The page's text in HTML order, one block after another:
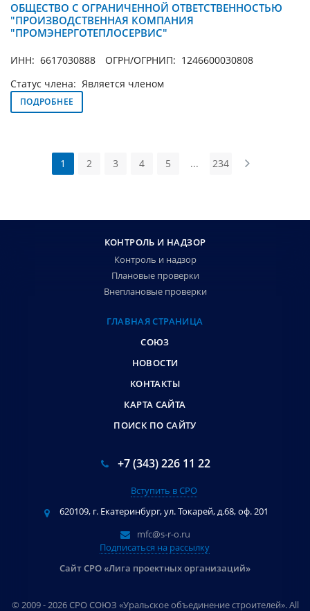
ОБЩЕСТВО С ОГРАНИЧЕННОЙ ОТВЕТСТВЕННОСТЬЮ
"ПРОИЗВОДСТВЕННАЯ КОМПАНИЯ
"ПРОМЭНЕРГОТЕПЛОСЕРВИС"
ИНН: 6617030888
ОГРН/ОГРНИП: 1246600030808
Статус члена: Является членом
ПОДРОБНЕЕ
1 2 3 4 5 ... 234
КОНТРОЛЬ И НАДЗОР
Контроль и надзор
Плановые проверки
Внеплановые проверки
ГЛАВНАЯ СТРАНИЦА
СОЮЗ
НОВОСТИ
КОНТАКТЫ
КАРТА САЙТА
ПОИСК ПО САЙТУ
+7 (343) 226 11 22
Вступить в СРО
620109, г. Екатеринбург, ул. Токарей, д.68, оф. 201
mfc@s-r-o.ru
Подписаться на рассылку
Сайт СРО «Лига проектных организаций»
© 2009 - 2026 СРО СОЮЗ «Уральское объединение строителей». All